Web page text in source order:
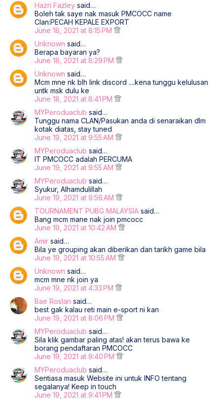
Hazri Fazley said…
Boleh tak saye nak masuk PMCOCC name
Clan:PECAH KEPALE EXPORT
June 18, 2021 at 8:15 PM
Unknown said…
Berapa bayaran ya?
June 18, 2021 at 8:29 PM
Unknown said…
Mcm mne nk blh link discord ....kena tunggu kelulusan
untk msk dulu ke
June 18, 2021 at 8:41 PM
MYPeroduaclub said…
Tunggu nama CLAN/Pasukan anda di senaraikan dlm
kotak diatas, stay tuned
June 19, 2021 at 9:55 AM
MYPeroduaclub said…
IT PMCOCC adalah PERCUMA
June 19, 2021 at 9:55 AM
MYPeroduaclub said…
Syukur, Alhamdulillah
June 19, 2021 at 9:56 AM
TOURNAMENT PUBG MALAYSIA said…
Bang mcm mane nak join pmcocc
June 19, 2021 at 10:42 AM
Amir said…
Bila ye grouping akan diberikan dan tarikh game bila
June 19, 2021 at 10:55 AM
Unknown said…
mcm mne nk join ya
June 19, 2021 at 4:33 PM
Bae Roslan said…
best gak kalau reti main e-sport ni kan
June 19, 2021 at 8:06 PM
MYPeroduaclub said…
Sila klik gambar paling atas! akan terus bawa ke
borang pendaftaran PMCOCC
June 19, 2021 at 9:40 PM
MYPeroduaclub said…
Sentiasa masuk Website ini untuk INFO tentang
segalanya! Keep in touch
June 19, 2021 at 9:41 PM